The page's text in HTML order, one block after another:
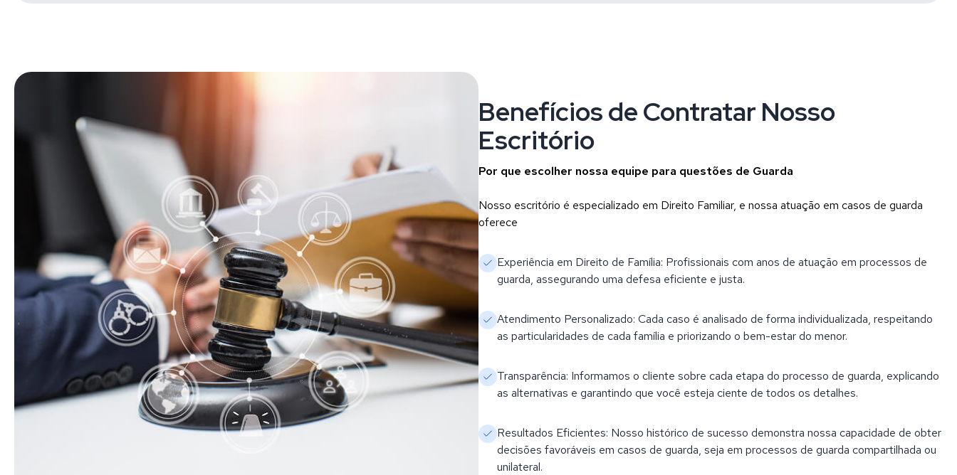
Benefícios de Contratar Nosso
Escritório
Por que escolher nossa equipe para questões de Guarda
Nosso escritório é especializado em Direito Familiar, e nossa atuação em casos de guarda
oferece
Experiência em Direito de Família: Profissionais com anos de atuação em processos de
guarda, assegurando uma defesa eficiente e justa.
Atendimento Personalizado: Cada caso é analisado de forma individualizada, respeitando
as particularidades de cada família e priorizando o bem-estar do menor.
Transparência: Informamos o cliente sobre cada etapa do processo de guarda, explicando
as alternativas e garantindo que você esteja ciente de todos os detalhes.
Resultados Eficientes: Nosso histórico de sucesso demonstra nossa capacidade de obter
decisões favoráveis em casos de guarda, seja em processos de guarda compartilhada ou
unilateral.